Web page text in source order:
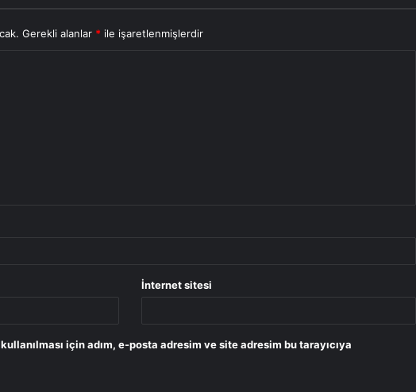
Gerekli alanlar * ile işaretlenmişlerdir
İnternet sitesi
için adım, e-posta adresim ve site adresim bu tarayıcıya